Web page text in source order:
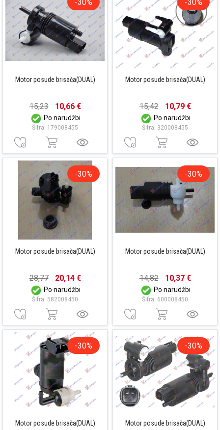
-30%
Motor posude brisača(DUAL)
15,23 10,66 €
Po narudžbi
Šifra: 179008455
-30%
Motor posude brisača(DUAL)
15,42 10,79 €
Po narudžbi
Šifra: 320008455
-30%
Motor posude brisača(DUAL)
28,77 20,14 €
Po narudžbi
Šifra: 582008450
-30%
Motor posude brisača(DUAL)
14,82 10,37 €
Po narudžbi
Šifra: 600008450
-30%
Motor posude brisača(DUAL)
-30%
Motor posude brisača(DUAL)